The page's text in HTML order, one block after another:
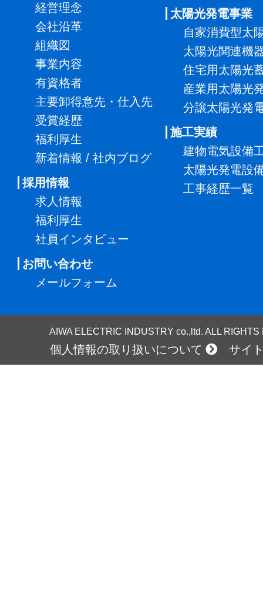
経営理念
会社沿革
組織図
事業内容
有資格者
主要卸得意先・仕入先
受賞経歴
福利厚生
新着情報 / 社内ブログ
採用情報
求人情報
福利厚生
社員インタビュー
お問い合わせ
メールフォーム
太陽光発電事業
自家消費型太
太陽光関連機
住宅用太陽光
産業用太陽光
分譲太陽光発
施工実績
建物電気設備
太陽光発電設
工事経歴一覧
AIWA ELECTRIC INDUSTRY co.,ltd. ALL
個人情報の取り扱いについて サイ